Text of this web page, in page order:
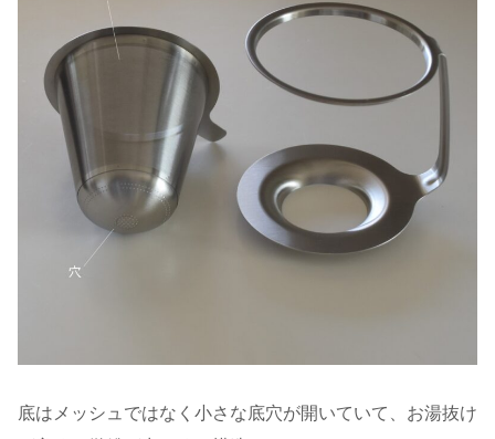
底はメッシュではなく小さな底穴が開いていて、お湯抜け